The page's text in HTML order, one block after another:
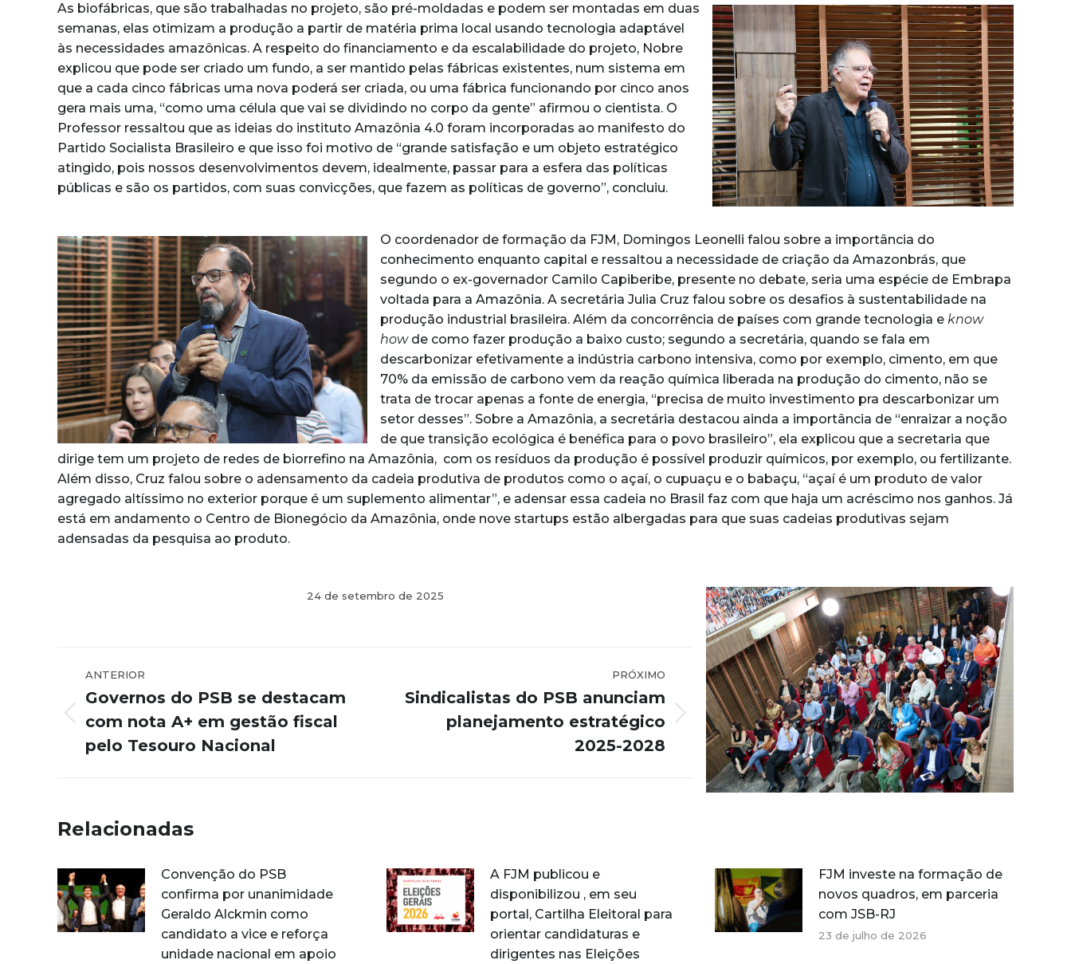
As biofábricas, que são trabalhadas no projeto, são pré-moldadas e podem ser montadas em duas
semanas, elas otimizam a produção a partir de matéria prima local usando tecnologia adaptável
às necessidades amazônicas. A respeito do financiamento e da escalabilidade do projeto, Nobre
explicou que pode ser criado um fundo, a ser mantido pelas fábricas existentes, num sistema em
que a cada cinco fábricas uma nova poderá ser criada, ou uma fábrica funcionando por cinco anos
gera mais uma, “como uma célula que vai se dividindo no corpo da gente” afirmou o cientista. O
Professor ressaltou que as ideias do instituto Amazônia 4.0 foram incorporadas ao manifesto do
Partido Socialista Brasileiro e que isso foi motivo de “grande satisfação e um objeto estratégico
atingido, pois nossos desenvolvimentos devem, idealmente, passar para a esfera das políticas
públicas e são os partidos, com suas convicções, que fazem as políticas de governo”, concluiu.
O coordenador de formação da FJM, Domingos Leonelli falou sobre a importância do
conhecimento enquanto capital e ressaltou a necessidade de criação da Amazonbrás, que
segundo o ex-governador Camilo Capiberibe, presente no debate, seria uma espécie de Embrapa
voltada para a Amazônia. A secretária Julia Cruz falou sobre os desafios à sustentabilidade na
produção industrial brasileira. Além da concorrência de países com grande tecnologia e know
howde como fazer produção a baixo custo; segundo a secretária, quando se fala em
descarbonizar efetivamente a indústria carbono intensiva, como por exemplo, cimento, em que
70% da emissão de carbono vem da reação química liberada na produção do cimento, não se
trata de trocar apenas a fonte de energia, “precisa de muito investimento pra descarbonizar um
setor desses”. Sobre a Amazônia, a secretária destacou ainda a importância de “enraizar a noção
de que transição ecológica é benéfica para o povo brasileiro”, ela explicou que a secretaria que
dirige tem um projeto de redes de biorrefino na Amazônia, com os resíduos da produção é possível produzir químicos, por exemplo, ou fertilizante.
Além disso, Cruz falou sobre o adensamento da cadeia produtiva de produtos como o açaí, o cupuaçu e o babaçu, “açaí é um produto de valor
agregado altíssimo no exterior porque é um suplemento alimentar”, e adensar essa cadeia no Brasil faz com que haja um acréscimo nos ganhos. Já
está em andamento o Centro de Bionegócio da Amazônia, onde nove startups estão albergadas para que suas cadeias produtivas sejam
adensadas da pesquisa ao produto.
24 de setembro de 2025
de
post:
ANTERIOR
Post
anterior:
Governos do PSB se destacam
com nota A+ em gestão fiscal
pelo Tesouro Nacional
PRÓXIMO
Próximo
Sindicalistas do PSB anunciam
planejamento estratégico
2025-2028
Relacionadas
Convenção do PSB
confirma por unanimidade
Geraldo Alckmin como
candidato a vice e reforça
unidade nacional em apoio
A FJM publicou e
disponibilizou , em seu
portal, Cartilha Eleitoral para
orientar candidaturas e
dirigentes nas Eleições
FJM investe na formação de
novos quadros, em parceria
com JSB-RJ
23 de julho de 2026